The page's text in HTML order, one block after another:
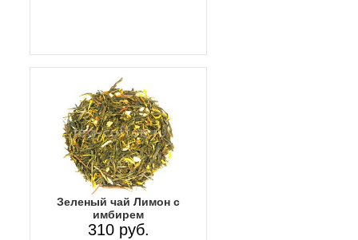
Зеленый чай Лимон с
имбирем
310 руб.